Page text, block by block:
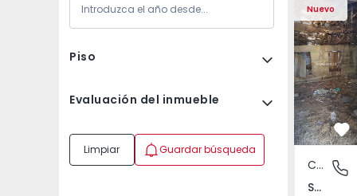
Piso
Evaluación del inmueble
Limpiar Guardar búsqueda
Nuevo
São
Casa de Campo
São Tomé do Castelo e Justes, Vila Real